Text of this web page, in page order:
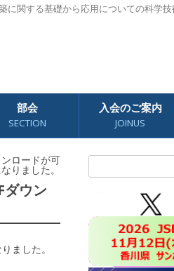
関する基礎から応用についての科学
部会
SECTION
入会のご案内
JOINUS
ロードが可
りました。
ウン
ました。
索: